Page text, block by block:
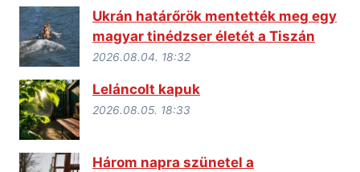
Ukrán határőrök mentették meg egy
magyar tinédzser életét a Tiszán
2026.08.04. 18:32
Leláncolt kapuk
2026.08.05. 18:33
Három napra szünetel a